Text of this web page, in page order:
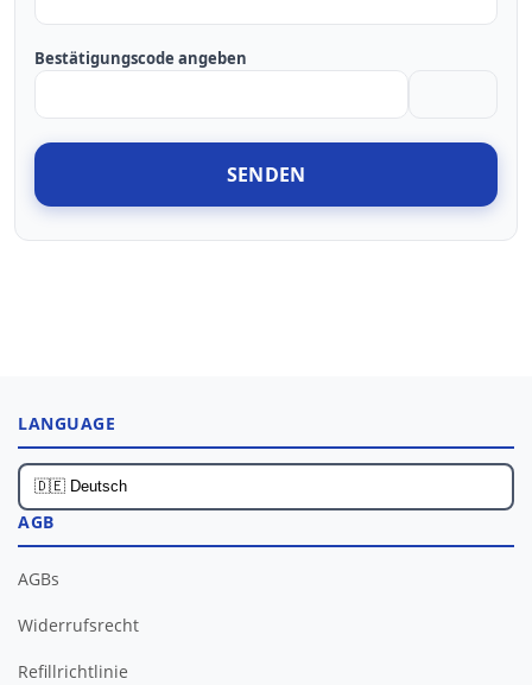
Bestätigungscode angeben
SENDEN
LANGUAGE
AGB
AGBs
Widerrufsrecht
Refillrichtlinie